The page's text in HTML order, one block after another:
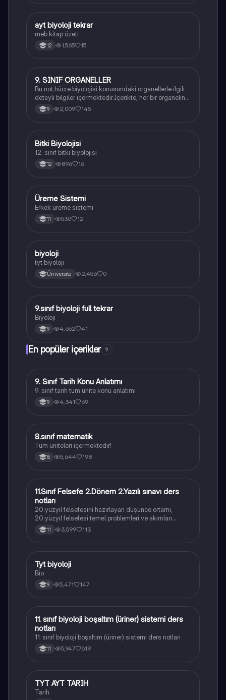
Biyoloji
ayt biyoloji tekrar
meb kitap özeti
12 1,565 15
Biyoloji
9. SINIF ORGANELLER
Bu not,hücre biyolojisi konusundaki organellerle ilgili
detaylı bilgiler içermektedir.İçerikte, her bir organelin
yapısı,fonksiyonları ve hücre içindeki rolü
açıklanmaktadır.
9 2,009 145
Biyoloji
Bitki Biyolojisi
12. sınıf bitki biyolojisi
12 896 16
Biyoloji
Üreme Sistemi
Erkek üreme sistemi
11 530 12
BBiyoloji
biyoloji
tyt biyoloji
Üniversite 2,456 0
Biyoloji
9.sınıf biyoloji full tekrar
Biyoloji
9 4,652 41
En popüler içerikler 9
Tarih
9. Sınıf Tarih Konu Anlatımı
9. sınıf tarih tüm ünite konu anlatımı
9 4,341 69
Matematik
8.sınıf matematik
Tüm üniteleri içermektedir!
8 5,644 198
Felsefe
11.Sınıf Felsefe 2.Dönem 2.Yazılı sınavı ders
notları
20.yüzyıl felsefesini hazırlayan düşünce ortamı,
20.yüzyıl felsefesi temel problemleri ve akımları
konularını içermektedir
11 3,599 113
Biyoloji
Tyt biyoloji
Bio
9 5,471 147
Biyoloji
11. sınıf biyoloji boşaltım (üriner) sistemi ders
notları
11. sınıf biyoloji boşaltım (üriner) sistemi ders notları
11 5,947 619
Tarih
TYT AYT TARİH
Tarih